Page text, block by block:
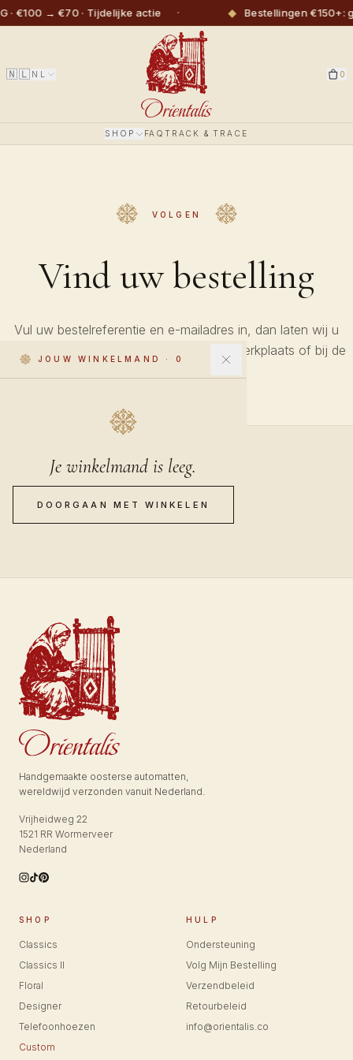
· €100 → €70 · Tijdelijke actie · ◆ Bestellingen €150+:
🇳🇱 NL 0
SHOP FAQTRACK & TRACE
JOUW WINKELMAND · 0
Je winkelmand is leeg.
DOORGAAN MET WINKELEN
VOLGEN
Vind uw bestelling
Vul uw bestelreferentie en e-mailadres in, dan laten wij u
precies zien waar uw bestelling is in de werkplaats of bij de
Handgemaakte oosterse automatten,
wereldwijd verzonden vanuit Nederland.
Vrijheidweg 22
1521 RR Wormerveer
Nederland
SHOP
Classics
Classics II
Floral
Designer
Telefoonhoezen
Custom
HULP
Ondersteuning
Volg Mijn Bestelling
Verzendbeleid
Retourbeleid
info@orientalis.co